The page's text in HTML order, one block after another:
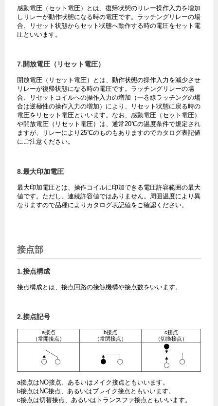
感動電圧（セット電圧）とは、復帰状態のリレー操作入力を増加
しリレーが動作状態になる時の電圧です。ラッチングリレーの場
合、リセット状態からセット状態へ動作する時の電圧をセット電
圧といいます。
7.開放電圧（リセット電圧）
開放電圧（リセット電圧）とは、動作状態の操作入力を減少させ
リレーが復帰状態になる時の電圧です。ラッチングリレーの場
合、リセットコイルへの操作入力の増加（一巻線ラッチングの場
合は逆極性の操作入力の増加）により、リセット状態に戻る時の
電圧をリセット電圧といいます。なお、感動電圧（セット電圧）
や開放電圧（リセット電圧）は、通常20℃の温度条件で規定され
ますが、リレーにより25℃のものもありますのでカタログ表記値
にご注意ください。
8.最大印加電圧
最大印加電圧とは、操作コイルに印加できる電圧許容範囲の最大
値です。ただし、連続許容値ではありません。周囲温度により異
なりますので品種によりカタログ表記値をご確認ください。
接点部
1.接点構成
接点構成とは、接点回路の接触機構や接点数をいいます。
2.接点記号
a接点
（常開接点）
b接点
（常閉接点）
c接点
（切換接点）
a接点はNO接点、あるいはメイク接点ともいいます。
b接点はNC接点、あるいはブレイク接点ともいいます。
c接点は切替接点、あるいはトランスファ接点ともいいます。